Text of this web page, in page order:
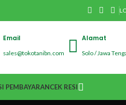
Email
sales@tokotanibn.com
Alamat
Solo / Jawa
PEMBAYARANCEK RESI